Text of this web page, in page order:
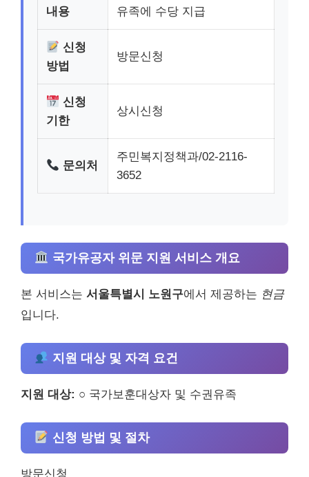
내용
유족에 수당 지급
신청
방법
방문신청
신청
기한
상시신청
문의처
주민복지정책과/02-2116-
3652
국가유공자 위문 지원 서비스 개요
본 서비스는 서울특별시 노원구에서 제공하는 현금
입니다.
지원 대상 및 자격 요건
지원 대상: ○ 국가보훈대상자 및 수권유족
신청 방법 및 절차
방문신청